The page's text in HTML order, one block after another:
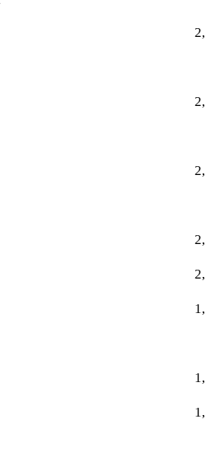
煊 2,052（
文浩
雄 2,064（
祥
揚 2,008（
輝
勤 2,221（
喜 2,802（
雲
楷
健
清
靈